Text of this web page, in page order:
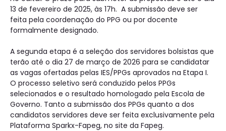
13 de fevereiro de 2025, às 17h. A submissão deve ser
feita pela coordenação do PPG ou por docente
formalmente designado.
A segunda etapa é a seleção dos servidores bolsistas que
terão até o dia 27 de março de 2026 para se candidatar
as vagas ofertadas pelas IES/PPGs aprovados na Etapa I.
O processo seletivo será conduzido pelos PPGs
selecionados e o resultado homologado pela Escola de
Governo. Tanto a submissão dos PPGs quanto a dos
candidatos servidores deve ser feita exclusivamente pela
Plataforma Sparkx-Fapeg, no site da Fapeg.